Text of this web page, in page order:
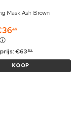
Mask Ash Brown
3646
€63 69
KOOP